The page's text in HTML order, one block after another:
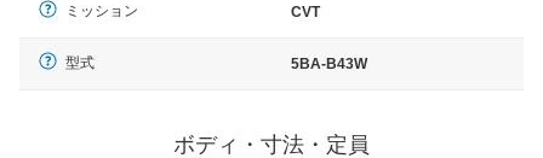
ミッション CVT
型式 5BA-B43W
ボディ・寸法・定員